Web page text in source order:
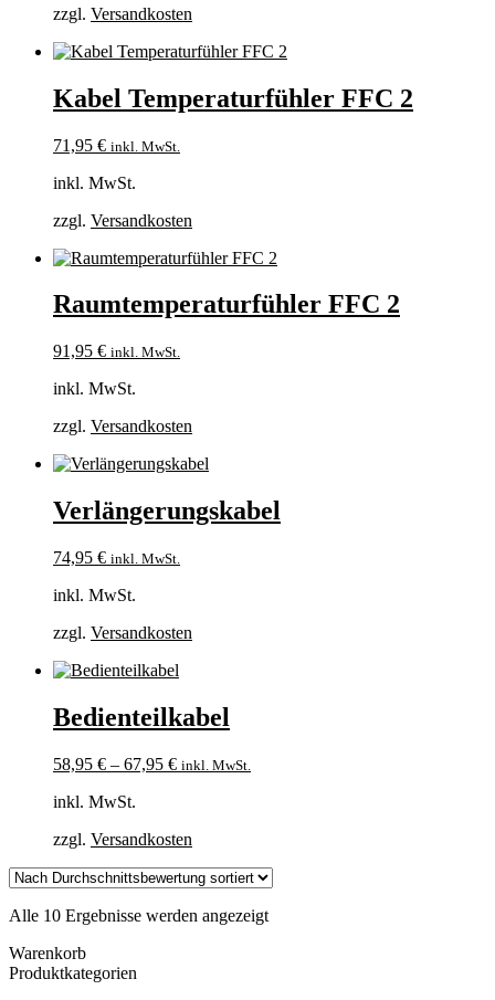
zzgl. Versandkosten
Kabel Temperaturfühler FFC 2
71,95 € inkl. MwSt.
inkl. MwSt.
zzgl. Versandkosten
Raumtemperaturfühler FFC 2
91,95 € inkl. MwSt.
inkl. MwSt.
zzgl. Versandkosten
Verlängerungskabel
74,95 € inkl. MwSt.
inkl. MwSt.
zzgl. Versandkosten
Bedienteilkabel
58,95 € – 67,95 € inkl. MwSt.
inkl. MwSt.
zzgl. Versandkosten
Alle 10 Ergebnisse werden angezeigtNach
Warenkorb
Produktkategorien